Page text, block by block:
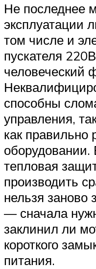
Не последнее
эксплуатации
том числе и
пускателя
человеческий
способны
управления,
как правильно
оборудовании.
тепловая
производить
нельзя заново
— сначала
заклинил ли
короткого
питания.